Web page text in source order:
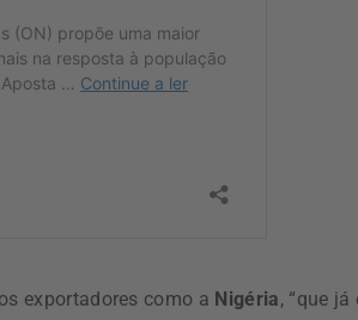
exportadores como a Nigéria, “que